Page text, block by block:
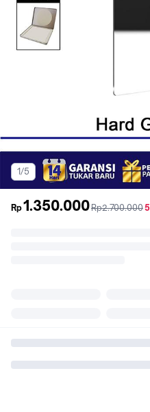
1/5
Rp1.350.000sebelum
Rp2.700.000